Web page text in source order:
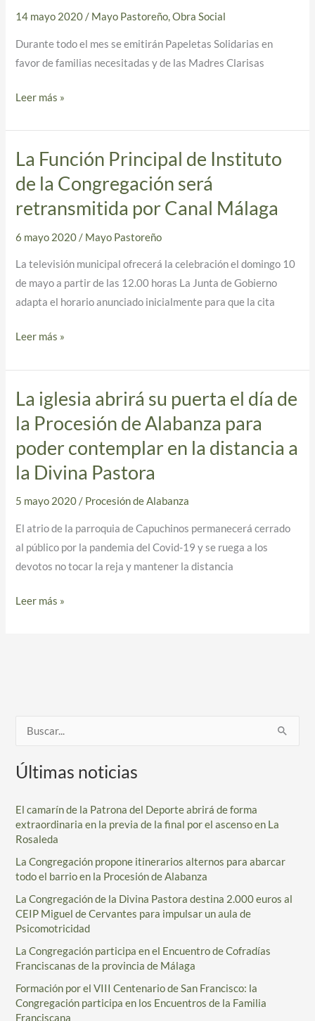
14 mayo 2020 / Mayo Pastoreño,Obra Social
Durante todo el mes se emitirán Papeletas Solidarias en
favor de familias necesitadas y de las Madres Clarisas
la
Bolsa
de
tras
Pastoreño,
más
20%
del
del
año
Leer más »
La Función Principal de Instituto
de la Congregación será
retransmitida por Canal Málaga
6 mayo 2020 / Mayo Pastoreño
La televisión municipal ofrecerá la celebración el domingo 10
de mayo a partir de las 12.00 horas La Junta de Gobierno
adapta el horario anunciado inicialmente para que la cita
La
Función
Principal
de
Instituto
la
Congregación
será
Leer más »
La iglesia abrirá su puerta el día de
la Procesión de Alabanza para
poder contemplar en la distancia a
la Divina Pastora
5 mayo 2020 / Procesión de Alabanza
El atrio de la parroquia de Capuchinos permanecerá cerrado
al público por la pandemia del Covid-19 y se ruega a los
devotos no tocar la reja y mantener la distancia
La
iglesia
abrirá
su
puerta
día
de
la
Procesión
Alabanza
Divina
Leer más »
s
a
r
p
o
r
:
Últimas noticias
El camarín de la Patrona del Deporte abrirá de forma
extraordinaria en la previa de la final por el ascenso en La
Rosaleda
La Congregación propone itinerarios alternos para abarcar
todo el barrio en la Procesión de Alabanza
La Congregación de la Divina Pastora destina 2.000 euros al
CEIP Miguel de Cervantes para impulsar un aula de
Psicomotricidad
La Congregación participa en el Encuentro de Cofradías
Franciscanas de la provincia de Málaga
Formación por el VIII Centenario de San Francisco: la
Congregación participa en los Encuentros de la Familia
Franciscana